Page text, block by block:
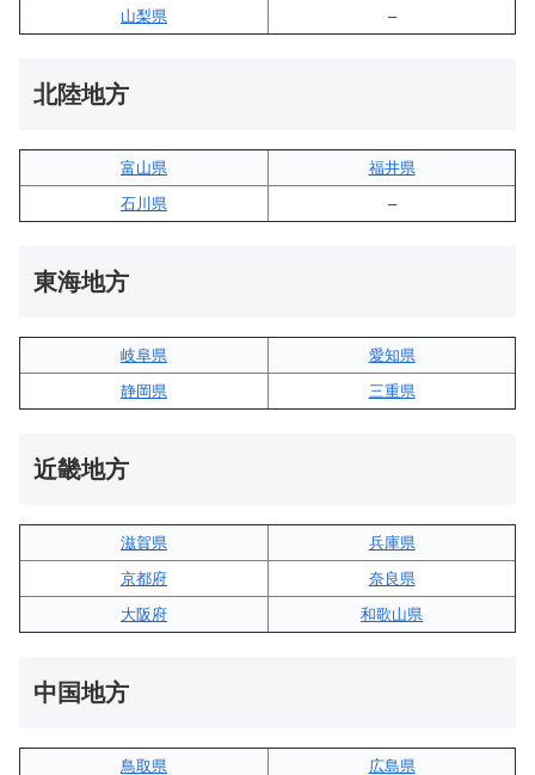
山梨県
–
北陸地方
富山県
福井県
石川県
–
東海地方
岐阜県
愛知県
静岡県
三重県
近畿地方
滋賀県
兵庫県
京都府
奈良県
大阪府
和歌山県
中国地方
鳥取県 広島県